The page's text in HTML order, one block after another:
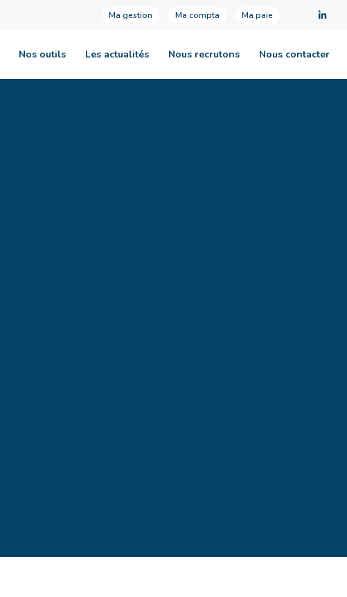
Ma gestion Ma compta Ma paie
Nos outils Les actualités Nous recrutons Nous contacter